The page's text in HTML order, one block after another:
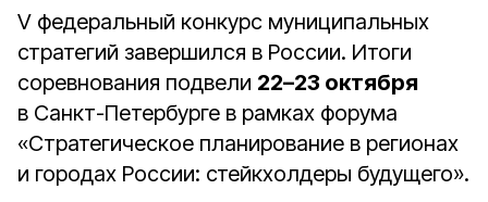
V федеральный конкурс муниципальных
стратегий завершился в России. Итоги
соревнования подвели 22–23 октября
в Санкт-Петербурге в рамках форума
«Стратегическое планирование в регионах
и городах России: стейкхолдеры будущего».